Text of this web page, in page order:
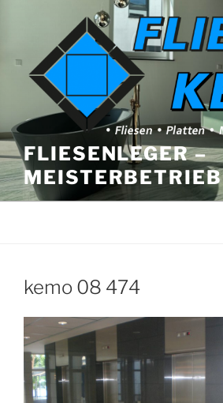
FLIESENLEGER –
MEISTERBETRIEB
kemo 08 474